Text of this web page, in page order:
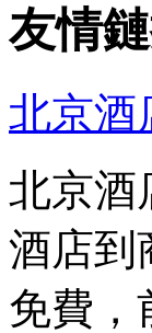
友情
北京酒
北京酒
酒店到
免費，